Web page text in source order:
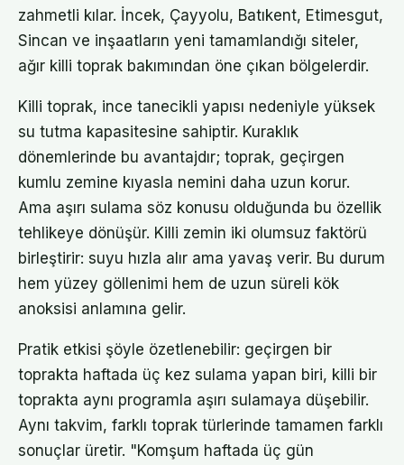
zahmetli kılar. İncek, Çayyolu, Batıkent, Etimesgut,
Sincan ve inşaatların yeni tamamlandığı siteler,
ağır killi toprak bakımından öne çıkan bölgelerdir.
Killi toprak, ince tanecikli yapısı nedeniyle yüksek
su tutma kapasitesine sahiptir. Kuraklık
dönemlerinde bu avantajdır; toprak, geçirgen
kumlu zemine kıyasla nemini daha uzun korur.
Ama aşırı sulama söz konusu olduğunda bu özellik
tehlikeye dönüşür. Killi zemin iki olumsuz faktörü
birleştirir: suyu hızla alır ama yavaş verir. Bu durum
hem yüzey göllenimi hem de uzun süreli kök
anoksisi anlamına gelir.
Pratik etkisi şöyle özetlenebilir: geçirgen bir
toprakta haftada üç kez sulama yapan biri, killi bir
toprakta aynı programla aşırı sulamaya düşebilir.
Aynı takvim, farklı toprak türlerinde tamamen farklı
sonuçlar üretir. "Komşum haftada üç gün